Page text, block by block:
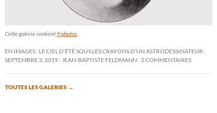
Cette galerie contient 9 photos
EN IMAGES : LE CIEL D’ÉTÉ SOUS LES CRAYONS D’UN ASTRODESSINATEUR
SEPTEMBRE 3, 2019
JEAN-BAPTISTE FELDMANN 2 COMMENTAIRES
TOUTES LES GALERIES →